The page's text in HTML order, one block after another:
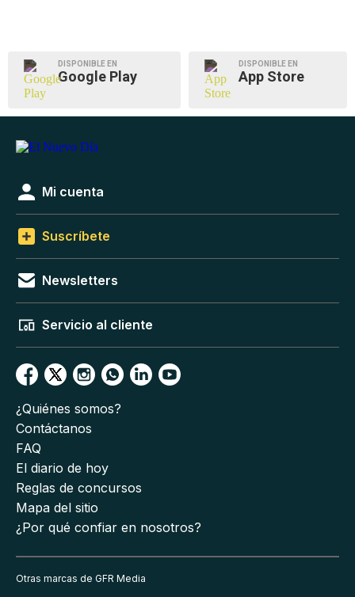
DISPONIBLE EN
Google Play
DISPONIBLE EN
App Store
Mi cuenta
Suscríbete
Newsletters
Servicio al cliente
¿Quiénes somos?
Contáctanos
FAQ
El diario de hoy
Reglas de concursos
Mapa del sitio
¿Por qué confiar en nosotros?
Otras marcas de GFR Media